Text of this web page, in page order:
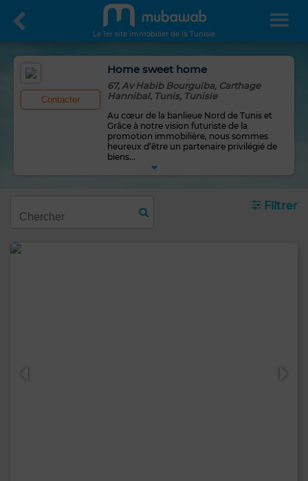
Le 1er site immobilier de la Tunisie
Contacter
Home sweet home
67, Av Habib Bourguiba, Carthage
Hannibal, Tunis, Tunisie
Au cœur de la banlieue Nord de Tunis et
Grâce à notre vision futuriste de la
promotion immobilière, nous sommes
heureux d’être un partenaire privilégié de
biens...
Filtrer